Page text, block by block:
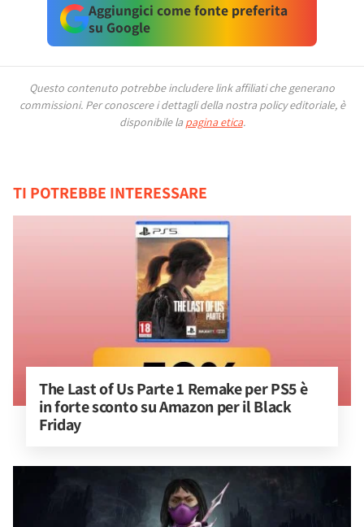
Aggiungici come fonte preferita
su Google
Questo contenuto potrebbe includere link affiliati che generano
commissioni. Per conoscere i dettagli della nostra policy editoriale, è
disponibile la pagina etica.
TI POTREBBE INTERESSARE
The Last of Us Parte 1 Remake per PS5 è
in forte sconto su Amazon per il Black
Friday